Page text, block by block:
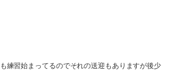
練習始まってるのでそれの送迎もありますが後少